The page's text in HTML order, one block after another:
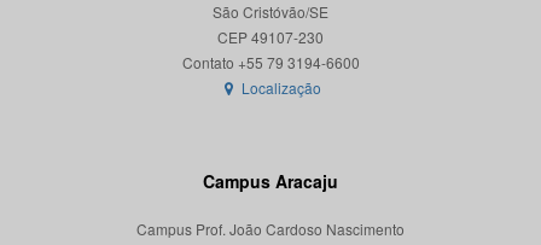
São Cristóvão/SE
CEP 49107-230
Localização
Campus Aracaju
Campus Prof. João Cardoso Nascimento